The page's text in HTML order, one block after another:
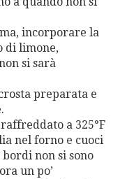
incorporare la
di limone,
si sarà
preparata e
a 325°F
nel forno e cuoci
non si sono
un po’